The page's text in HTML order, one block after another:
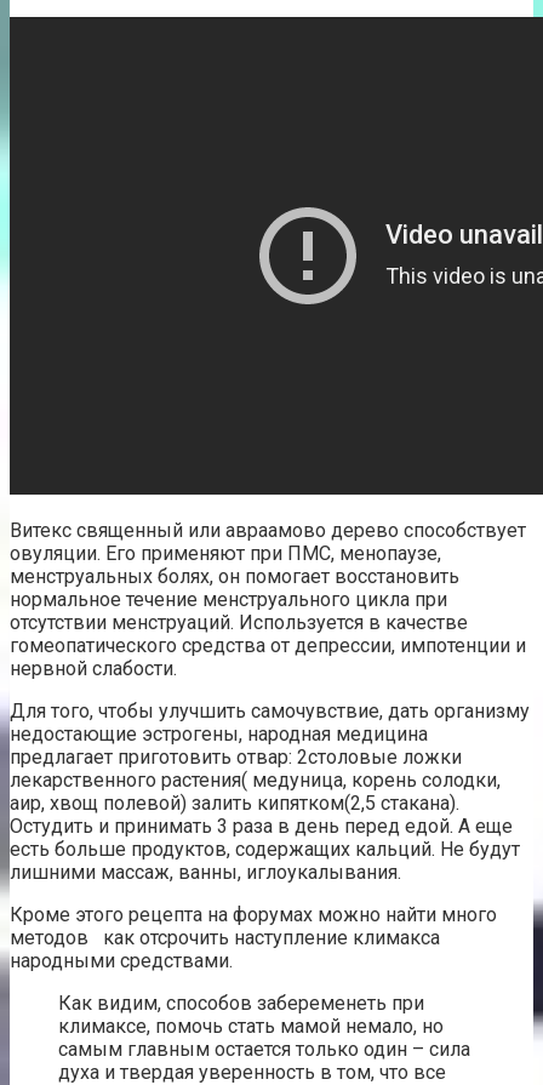
Витекс священный или авраамово дерево способствует
овуляции. Его применяют при ПМС, менопаузе,
менструальных болях, он помогает восстановить
нормальное течение менструального цикла при
отсутствии менструаций. Используется в качестве
гомеопатического средства от депрессии, импотенции и
нервной слабости.
Для того, чтобы улучшить самочувствие, дать организму
недостающие эстрогены, народная медицина
предлагает приготовить отвар: 2столовые ложки
лекарственного растения( медуница, корень солодки,
аир, хвощ полевой) залить кипятком(2,5 стакана).
Остудить и принимать 3 раза в день перед едой. А еще
есть больше продуктов, содержащих кальций. Не будут
лишними массаж, ванны, иглоукалывания.
Кроме этого рецепта на форумах можно найти много
методов как отсрочить наступление климакса
народными средствами.
Как видим, способов забеременеть при
климаксе, помочь стать мамой немало, но
самым главным остается только один – сила
духа и твердая уверенность в том, что все